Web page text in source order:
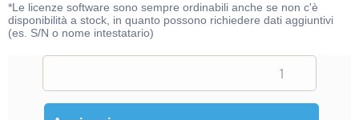
*Le licenze software sono sempre ordinabili anche se non c'è
disponibilità a stock, in quanto possono richiedere dati aggiuntivi
(es. S/N o nome intestatario)